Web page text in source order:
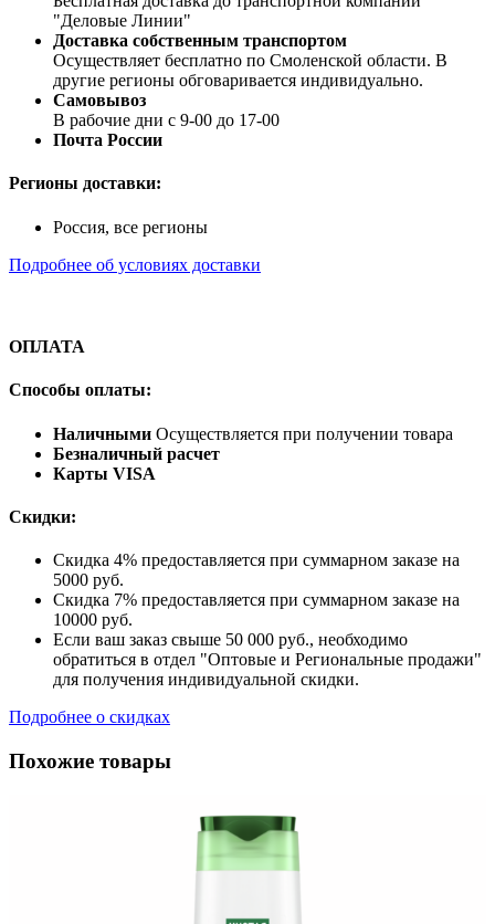
"Деловые Линии"
Доставка собственным транспортом
Осуществляет бесплатно по Смоленской области. В
другие регионы обговаривается индивидуально.
Самовывоз
В рабочие дни с 9-00 до 17-00
Почта России
Регионы доставки:
Россия, все регионы
Подробнее об условиях доставки
ОПЛАТА
Способы оплаты:
Наличными Осуществляется при получении товара
Безналичный расчет
Карты VISA
Скидки:
Скидка 4% предоставляется при суммарном заказе на
5000 руб.
Скидка 7% предоставляется при суммарном заказе на
10000 руб.
Если ваш заказ свыше 50 000 руб., необходимо
обратиться в отдел "Оптовые и Региональные продажи"
для получения индивидуальной скидки.
Подробнее о скидках
Похожие товары